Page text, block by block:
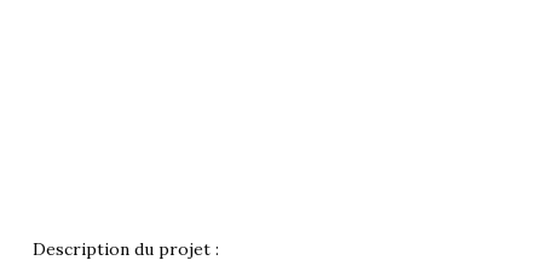
Description du projet :